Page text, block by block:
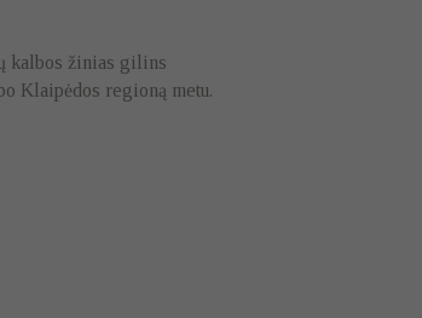
kalbos žinias gilins
Klaipėdos regioną metu.